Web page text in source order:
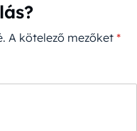
A kötelező mezőket *